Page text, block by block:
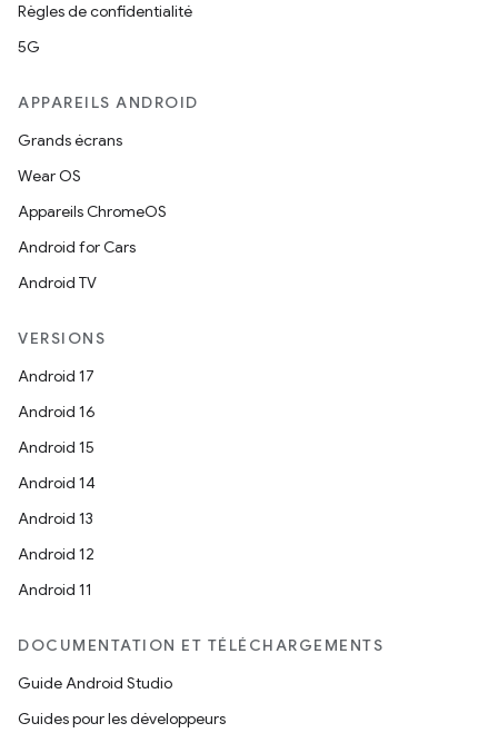
Règles de confidentialité
5G
APPAREILS ANDROID
Grands écrans
Wear OS
Appareils ChromeOS
Android for Cars
Android TV
VERSIONS
Android 17
Android 16
Android 15
Android 14
Android 13
Android 12
Android 11
DOCUMENTATION ET TÉLÉCHARGEMENTS
Guide Android Studio
Guides pour les développeurs